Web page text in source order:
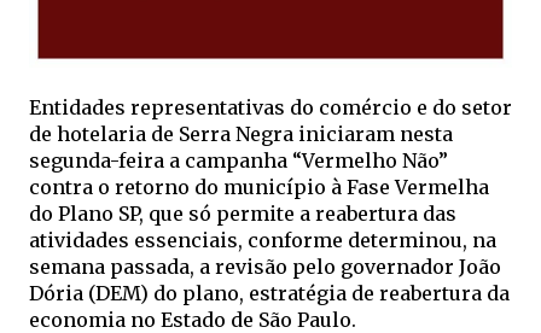
Entidades representativas do comércio e do setor
de hotelaria de Serra Negra iniciaram nesta
segunda-feira a campanha “Vermelho Não”
contra o retorno do município à Fase Vermelha
do Plano SP, que só permite a reabertura das
atividades essenciais, conforme determinou, na
semana passada, a revisão pelo governador João
Dória (DEM) do plano, estratégia de reabertura da
economia no Estado de São Paulo.